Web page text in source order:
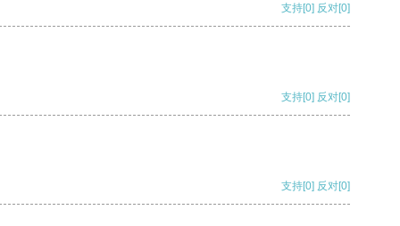
支持[0] 反对[0]
支持[0] 反对[0]
支持[0] 反对[0]